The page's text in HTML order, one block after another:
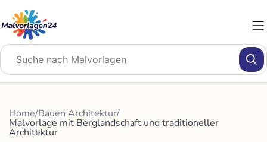
Inhalt
springen
Home/Bauen Architektur/
Malvorlage mit Berglandschaft und traditioneller
Architektur